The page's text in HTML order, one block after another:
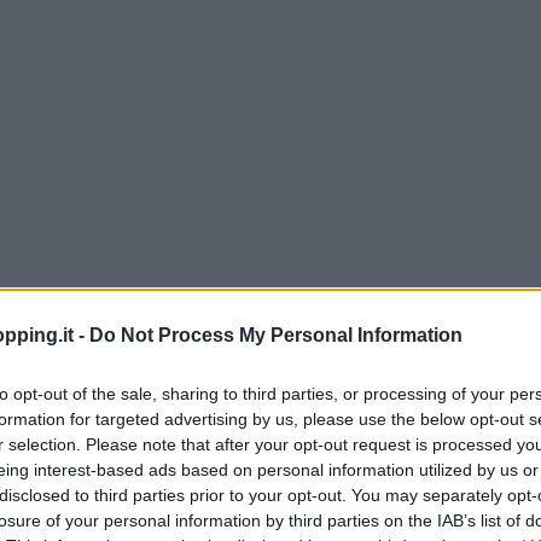
- Do Not Process My Personal Information
opt-out of the sale, sharing to third parties, or processing of your
for targeted advertising by us, please use the below opt-out
selection. Please note that after your opt-out request is processed
interest-based ads based on personal information utilized by us
to third parties prior to your opt-out. You may separately
of your personal information by third parties on the IAB’s list of
la possiblità di vendere anche online
acquirenti superando ogni barriera
è attivo h24 ed accessibile da ogni area
Così aumentano anche le persone
che le categorie merceologiche disponibili